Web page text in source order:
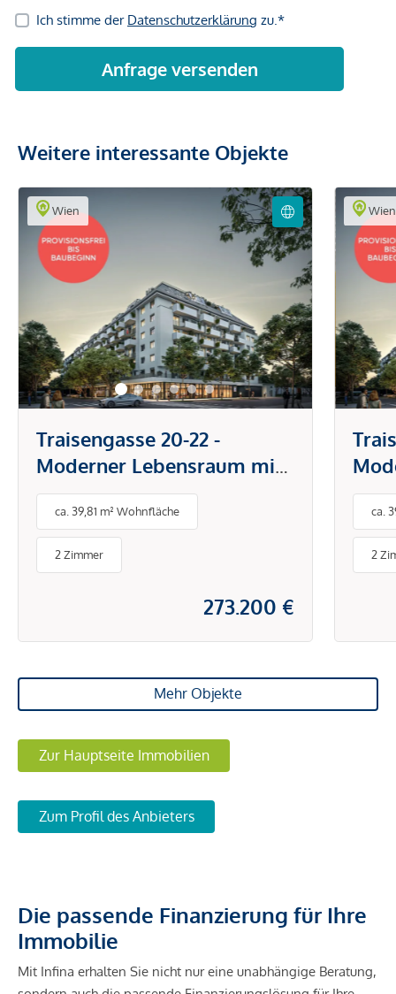
Weitere interessante Objekte
Wien
Traisengasse 20-22 -
Moderner Lebensraum mit
Donaublick
ca. 39,81 m² Wohnfläche
2 Zimmer
273.200 €
Wien
ca.
2
Mehr Objekte
Zur Hauptseite Immobilien
Zum Profil des Anbieters
Die passende Finanzierung für Ihre
Immobilie
Mit Infina erhalten Sie nicht nur eine unabhängige Beratung,